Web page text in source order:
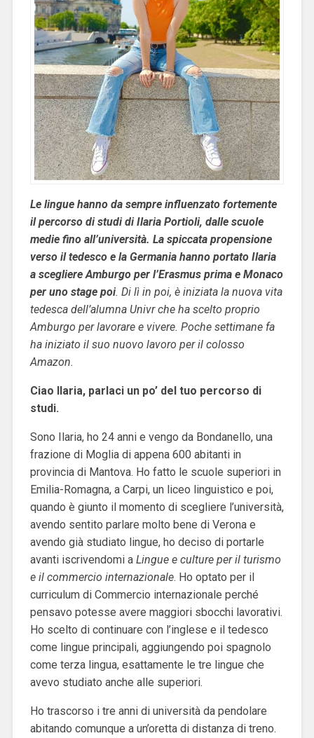
Le lingue hanno da sempre influenzato fortemente
il percorso di studi di Ilaria Portioli, dalle scuole
medie fino all’università. La spiccata propensione
verso il tedesco e la Germania hanno portato Ilaria
a scegliere Amburgo per l’Erasmus prima e Monaco
per uno stage poi. Di lì in poi, è iniziata la nuova vita
tedesca dell’alumna Univr che ha scelto proprio
Amburgo per lavorare e vivere. Poche settimane fa
ha iniziato il suo nuovo lavoro per il colosso
Amazon.
Ciao Ilaria, parlaci un po’ del tuo percorso di
studi.
Sono Ilaria, ho 24 anni e vengo da Bondanello, una
frazione di Moglia di appena 600 abitanti in
provincia di Mantova. Ho fatto le scuole superiori in
Emilia-Romagna, a Carpi, un liceo linguistico e poi,
quando è giunto il momento di scegliere l’università,
avendo sentito parlare molto bene di Verona e
avendo già studiato lingue, ho deciso di portarle
avanti iscrivendomi a Lingue e culture per il turismo
e il commercio internazionale. Ho optato per il
curriculum di Commercio internazionale perché
pensavo potesse avere maggiori sbocchi lavorativi.
Ho scelto di continuare con l’inglese e il tedesco
come lingue principali, aggiungendo poi spagnolo
come terza lingua, esattamente le tre lingue che
avevo studiato anche alle superiori.
Ho trascorso i tre anni di università da pendolare
abitando comunque a un’oretta di distanza di treno.